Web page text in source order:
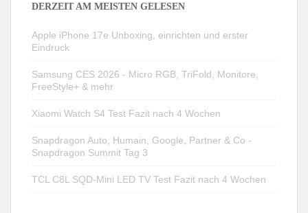
DERZEIT AM MEISTEN GELESEN
Apple iPhone 17e Unboxing, einrichten und erster
Eindruck
Samsung CES 2026 - Micro RGB, TriFold, Monitore,
FreeStyle+ & mehr
Xiaomi Watch S4 Test Fazit nach 4 Wochen
Snapdragon Auto, Humain, Google, Partner & Co -
Snapdragon Summit Tag 3
TCL C8L SQD-Mini LED TV Test Fazit nach 4 Wochen